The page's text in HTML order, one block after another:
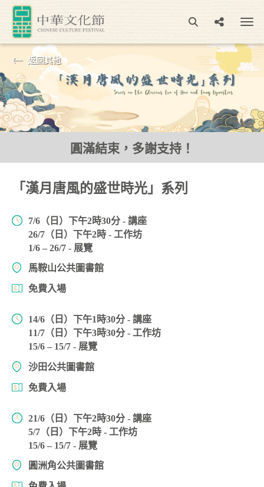
返回其他
「漢月唐風的盛世時光」系列
7/6（日）下午2時30分 - 講座
26/7（日）下午2時 - 工作坊
1/6 – 26/7 - 展覽
馬鞍山公共圖書館
免費入場
14/6（日）下午1時30分 - 講座
11/7（日）下午3時30分 - 工作坊
15/6 – 15/7 - 展覽
沙田公共圖書館
免費入場
21/6（日）下午2時30分 - 講座
5/7（日）下午2時 - 工作坊
15/6 – 15/7 - 展覽
圓洲角公共圖書館
圓滿結束，多謝支持！